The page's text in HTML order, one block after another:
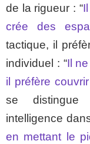
de la rigueur : “
crée des
tactique, il
individuel : “Il
il préfère
se distingue
intelligence
en mettant le